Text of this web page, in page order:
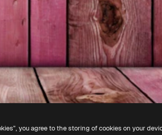
you agree to the storing of cookies on your